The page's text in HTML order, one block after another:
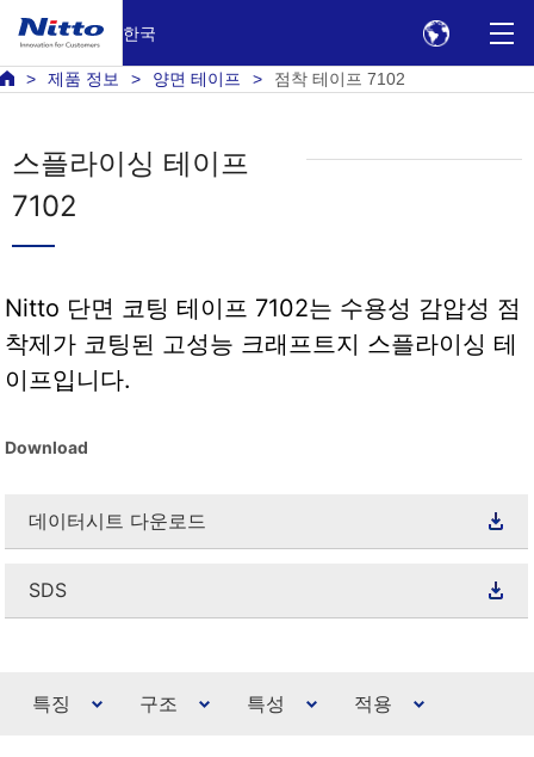
한국
제품 정보 양면 테이프 점착 테이프 7102
스플라이싱 테이프
7102
Nitto 단면 코팅 테이프 7102는 수용성 감압성 점
착제가 코팅된 고성능 크래프트지 스플라이싱 테
이프입니다.
Download
데이터시트 다운로드
SDS
특징 구조 특성 적용